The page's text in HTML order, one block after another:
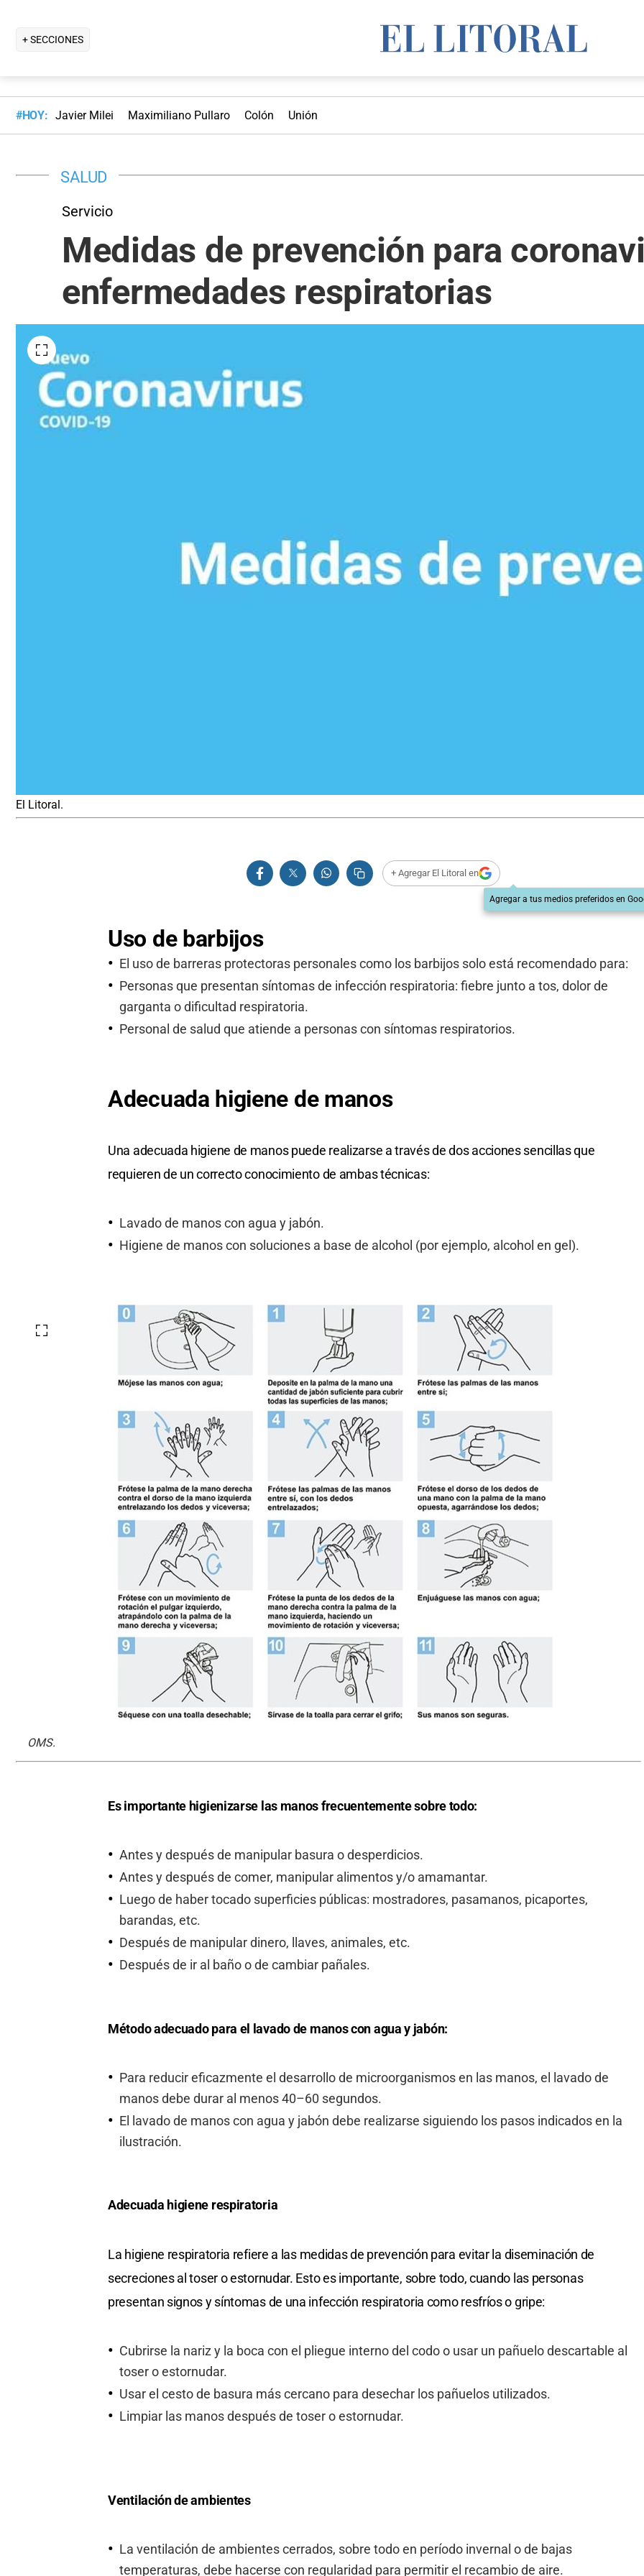
+ SECCIONES
#HOY: Javier Milei Maximiliano Pullaro Colón Unión
SALUD
Servicio
Medidas de prevención para
enfermedades respiratorias
El Litoral.
+ Agregar El Litoral en
Agregar a tus medios preferidos en
Uso de barbijos
El uso de barreras protectoras personales como los barbijos solo está recomendado para:
Personas que presentan síntomas de infección respiratoria: fiebre junto a tos, dolor de
garganta o dificultad respiratoria.
Personal de salud que atiende a personas con síntomas respiratorios.
Adecuada higiene de manos
Una adecuada higiene de manos puede realizarse a través de dos acciones sencillas que
requieren de un correcto conocimiento de ambas técnicas:
Lavado de manos con agua y jabón.
Higiene de manos con soluciones a base de alcohol (por ejemplo, alcohol en gel).
OMS.
Es importante higienizarse las manos frecuentemente sobre todo:
Antes y después de manipular basura o desperdicios.
Antes y después de comer, manipular alimentos y/o amamantar.
Luego de haber tocado superficies públicas: mostradores, pasamanos, picaportes,
barandas, etc.
Después de manipular dinero, llaves, animales, etc.
Después de ir al baño o de cambiar pañales.
Método adecuado para el lavado de manos con agua y jabón:
Para reducir eficazmente el desarrollo de microorganismos en las manos, el lavado de
manos debe durar al menos 40–60 segundos.
El lavado de manos con agua y jabón debe realizarse siguiendo los pasos indicados en la
ilustración.
Adecuada higiene respiratoria
La higiene respiratoria refiere a las medidas de prevención para evitar la diseminación de
secreciones al toser o estornudar. Esto es importante, sobre todo, cuando las personas
presentan signos y síntomas de una infección respiratoria como resfríos o gripe:
Cubrirse la nariz y la boca con el pliegue interno del codo o usar un pañuelo descartable al
toser o estornudar.
Usar el cesto de basura más cercano para desechar los pañuelos utilizados.
Limpiar las manos después de toser o estornudar.
Ventilación de ambientes
La ventilación de ambientes cerrados, sobre todo en período invernal o de bajas
temperaturas, debe hacerse con regularidad para permitir el recambio de aire.